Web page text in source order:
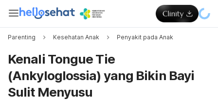
Parenting Kesehatan Anak Penyakit pada Anak
Kenali Tongue Tie
(Ankyloglossia) yang Bikin Bayi
Sulit Menyusu